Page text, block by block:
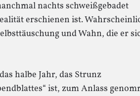
nachts schweißgebadet
erschienen ist.
und Wahn, die er
halbe Jahr, das Strunz
ist, zum Anlass